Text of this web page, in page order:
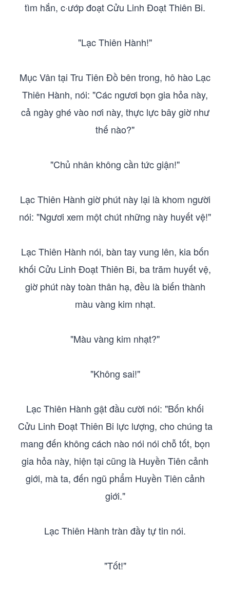
tìm hắn, c·ướp đoạt Cửu Linh Đoạt Thiên Bi.
"Lạc Thiên Hành!"
Mục Vân tại Tru Tiên Đồ bên trong, hô hào Lạc
Thiên Hành, nói: "Các ngươi bọn gia hỏa này,
cả ngày ghé vào nơi này, thực lực bây giờ như
thế nào?"
"Chủ nhân không cần tức giận!"
Lạc Thiên Hành giờ phút này lại là khom người
nói: "Ngươi xem một chút những này huyết vệ!"
Lạc Thiên Hành nói, bàn tay vung lên, kia bốn
khối Cửu Linh Đoạt Thiên Bi, ba trăm huyết vệ,
giờ phút này toàn thân hạ, đều là biến thành
màu vàng kim nhạt.
"Màu vàng kim nhạt?"
"Không sai!"
Lạc Thiên Hành gật đầu cười nói: "Bốn khối
Cửu Linh Đoạt Thiên Bi lực lượng, cho chúng ta
mang đến không cách nào nói nói chỗ tốt, bọn
gia hỏa này, hiện tại cũng là Huyền Tiên cảnh
giới, mà ta, đến ngũ phẩm Huyền Tiên cảnh
giới."
Lạc Thiên Hành tràn đầy tự tin nói.
"Tốt!"